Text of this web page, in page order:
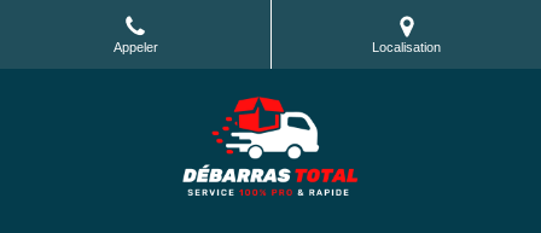
Appeler Localisation